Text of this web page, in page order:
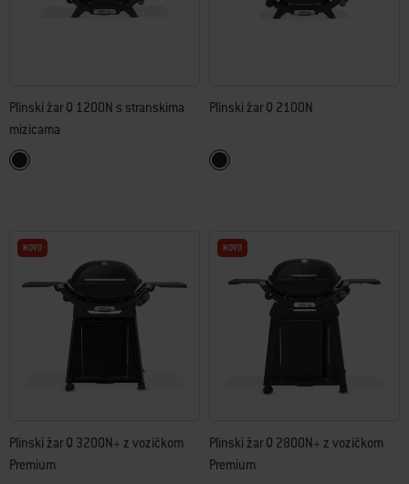
Plinski žar Q 1200N s stranskima
mizicama
Color Options
Midnight Black
Plinski žar Q 2100N
Color Options
Midnight Black
NOVO
Plinski žar Q 3200N+ z vozičkom
Premium
NOVO
Plinski žar Q 2800N+ z vozičkom
Premium